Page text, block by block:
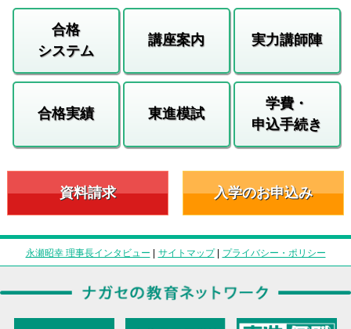
合格
システム
講座案内 実力講師陣
合格実績 東進模試
学費・
申込手続き
資料請求 入学のお申込み
永瀬昭幸 理事長インタビュー | サイトマップ| プライバシー・ポリシー